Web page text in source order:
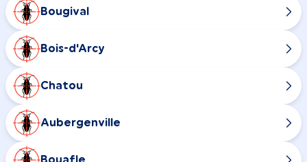
Bougival
Bois-d'Arcy
Chatou
Aubergenville